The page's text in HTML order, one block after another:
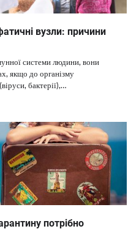
вузли: причини
системи людини, вони
якщо до організму
бактерії),…
потрібно